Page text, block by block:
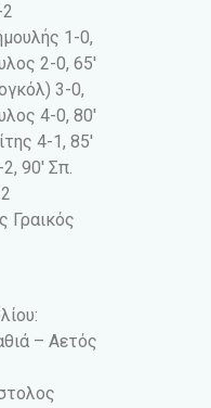
1-0,
2-0, 65′
3-0,
4-0, 80′
4-1, 85′
90′ Σπ.
Γραικός
– Αετός